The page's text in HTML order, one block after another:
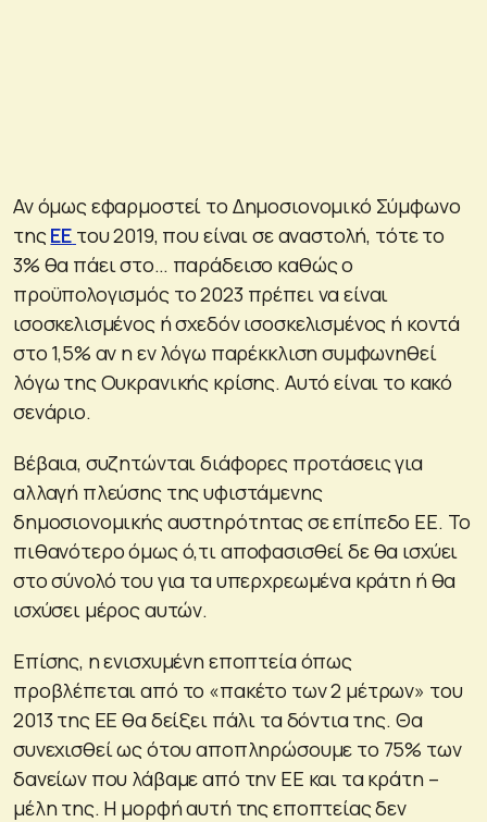
Αν όμως εφαρμοστεί το Δημοσιονομικό Σύμφωνο
τηςΕΕ του 2019, που είναι σε αναστολή, τότε το
3% θα πάει στο… παράδεισο καθώς ο
προϋπολογισμός το 2023 πρέπει να είναι
ισοσκελισμένος ή σχεδόν ισοσκελισμένος ή κοντά
στο 1,5% αν η εν λόγω παρέκκλιση συμφωνηθεί
λόγω της Ουκρανικής κρίσης. Αυτό είναι το κακό
σενάριο.
Βέβαια, συζητώνται διάφορες προτάσεις για
αλλαγή πλεύσης της υφιστάμενης
δημοσιονομικής αυστηρότητας σε επίπεδο ΕΕ. Το
πιθανότερο όμως ό,τι αποφασισθεί δε θα ισχύει
στο σύνολό του για τα υπερχρεωμένα κράτη ή θα
ισχύσει μέρος αυτών.
Επίσης, η ενισχυμένη εποπτεία όπως
προβλέπεται από το «πακέτο των 2 μέτρων» του
2013 της ΕΕ θα δείξει πάλι τα δόντια της. Θα
συνεχισθεί ως ότου αποπληρώσουμε το 75% των
δανείων που λάβαμε από την ΕΕ και τα κράτη –
μέλη της. Η μορφή αυτή της εποπτείας δεν